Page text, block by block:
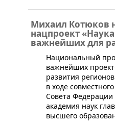
Михаил Котюков
нацпроект
важнейших для
​Национальный
важнейших
развития
в ходе
Совета Федерации
академия наук
высшего